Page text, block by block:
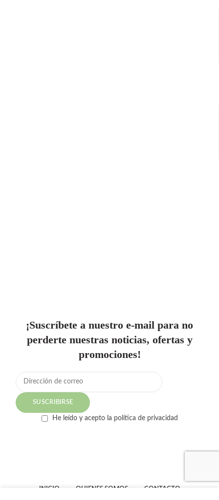
¡Suscríbete a nuestro e-mail para no
perderte nuestras noticias, ofertas y
promociones!
He leído y acepto la política de privacidad
INICIO QUIENES SOMOS CONTACTO